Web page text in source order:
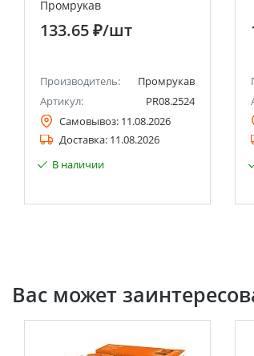
Промрукав
133.65 ₽/шт
Производитель:
Промрукав
Артикул:
PR08.2524
Самовывоз: 11.08.2026
Доставка: 11.08.2026
В наличии
Вас может